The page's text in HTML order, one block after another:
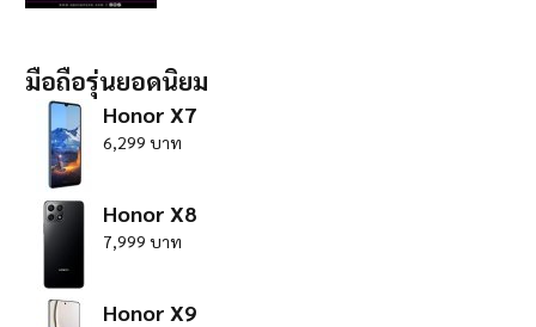
มือถือรุ่นยอดนิยม
Honor X7
6,299 บาท
Honor X8
7,999 บาท
Honor X9